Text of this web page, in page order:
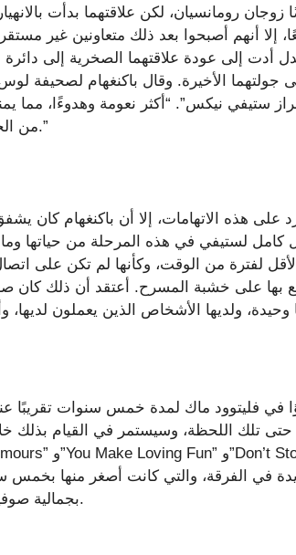
زوجان رومانسيان، لكن علاقتهما بدأت
أدت إلى عودة علاقتهما الصخرية إلى دائرة
جولتهما الأخيرة. وقال باكنغهام لصحيفة
ستيفي نيكس”. “أكثر نعومة وهدوءًا، مما
من الحديث الذي تقوم به على خشبة المسرح.”
هذه الاتهامات، إلا أن باكنغهام كان
كامل لستيفي في هذه المرحلة من حياتها وما
الأقل لفترة من الوقت، وكأنها لم تكن على
بها على خشبة المسرح. أعتقد أن ذلك كان
في فليتوود ماك لمدة خمس سنوات تقريبًا
في الفرقة، والتي كانت أصغر منها بخمس
بجمالية صوفية جديدة استقبلها الجمهور بأعداد كبيرة.